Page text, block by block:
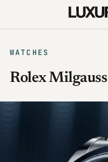
WATCHES
Rolex Milgauss